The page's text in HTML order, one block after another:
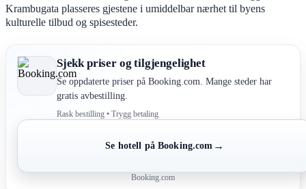
Krambugata plasseres gjestene i umiddelbar nærhet til byens
kulturelle tilbud og spisesteder.
Sjekk priser og tilgjengelighet
Se oppdaterte priser på Booking.com. Mange steder har
gratis avbestilling.
Rask bestilling • Trygg betaling
Se hotell på Booking.com →
Booking.com